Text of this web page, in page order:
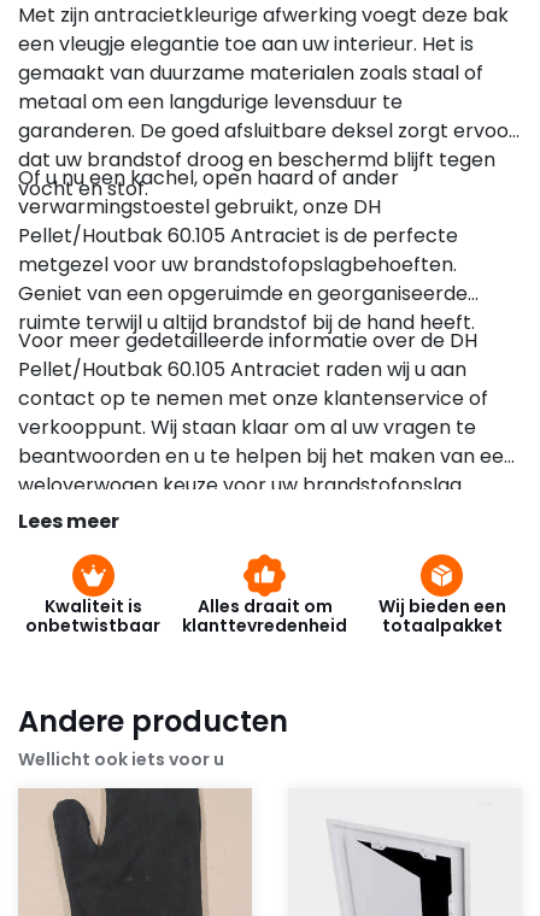
Met zijn antracietkleurige afwerking voegt deze bak
een vleugje elegantie toe aan uw interieur. Het is
gemaakt van duurzame materialen zoals staal of
metaal om een langdurige levensduur te
garanderen. De goed afsluitbare deksel zorgt ervoor
dat uw brandstof droog en beschermd blijft tegen
vocht en stof.
Of u nu een kachel, open haard of ander
verwarmingstoestel gebruikt, onze DH
Pellet/Houtbak 60.105 Antraciet is de perfecte
metgezel voor uw brandstofopslagbehoeften.
Geniet van een opgeruimde en georganiseerde
ruimte terwijl u altijd brandstof bij de hand heeft.
Voor meer gedetailleerde informatie over de DH
Pellet/Houtbak 60.105 Antraciet raden wij u aan
contact op te nemen met onze klantenservice of
verkooppunt. Wij staan klaar om al uw vragen te
beantwoorden en u te helpen bij het maken van een
weloverwogen keuze voor uw brandstofopslag.
Lees meer
Kwaliteit is
onbetwistbaar
Alles draait om
klanttevredenheid
Wij bieden een
totaalpakket
Andere producten
Wellicht ook iets voor u